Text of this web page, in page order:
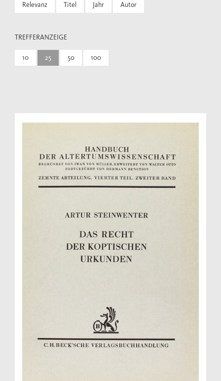
Relevanz Titel Jahr Autor
TREFFERANZEIGE
10 25 50 100